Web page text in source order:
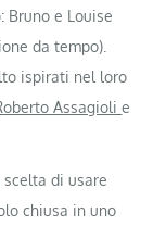
e Louise
da tempo).
ispirati nel loro
Assagiolie
di usare
chiusa in uno